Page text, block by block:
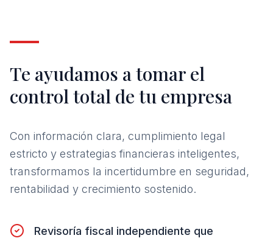
Te ayudamos a tomar el
control total de tu empresa
Con información clara, cumplimiento legal
estricto y estrategias financieras inteligentes,
transformamos la incertidumbre en seguridad,
rentabilidad y crecimiento sostenido.
Revisoría fiscal independiente que